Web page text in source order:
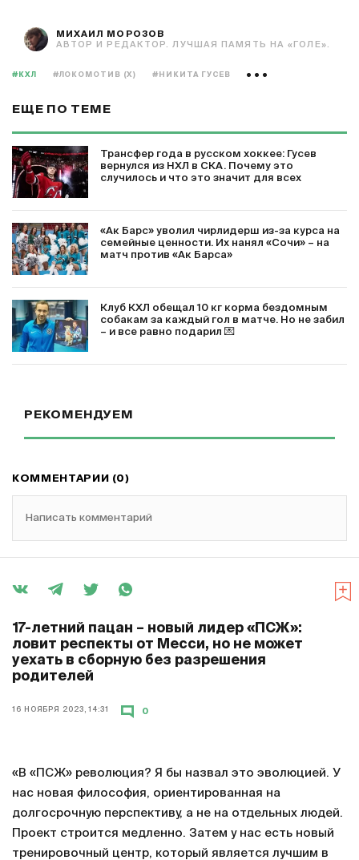
МИХАИЛ МОРОЗОВ
АВТОР И РЕДАКТОР. ЛУЧШАЯ ПАМЯТЬ НА «ГОЛЕ».
#КХЛ #ЛОКОМОТИВ (Х) #НИКИТА ГУСЕВ
ЕЩЕ ПО ТЕМЕ
Трансфер года в русском хоккее: Гусев
вернулся из НХЛ в СКА. Почему это
случилось и что это значит для всех
«Ак Барс» уволил чирлидерш из-за курса на
семейные ценности. Их нанял «Сочи» – на
матч против «Ак Барса»
Клуб КХЛ обещал 10 кг корма бездомным
собакам за каждый гол в матче. Но не забил
– и все равно подарил 💌
РЕКОМЕНДУЕМ
КОММЕНТАРИИ (0)
Написать комментарий
17-летний пацан – новый лидер «ПСЖ»:
ловит респекты от Месси, но не может
уехать в сборную без разрешения
родителей
16 НОЯБРЯ 2023, 14:31 0
«В «ПСЖ» революция? Я бы назвал это эволюцией. У
нас новая философия, ориентированная на
долгосрочную перспективу, а не на отдельных людей.
Проект строится медленно. Затем у нас есть новый
тренировочный центр, который является лучшим в